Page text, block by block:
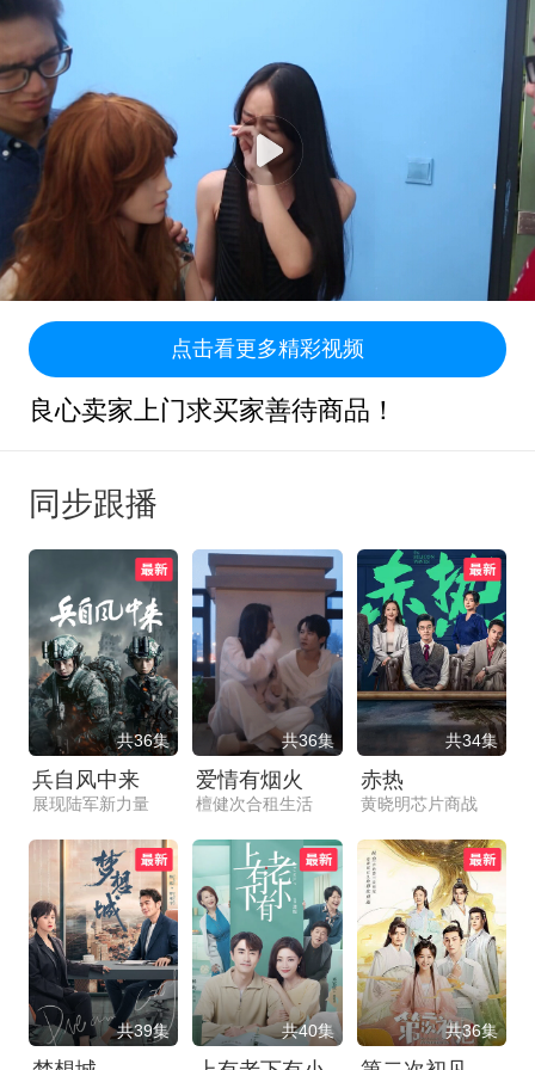
点击看更多精彩视频
良心卖家上门求买家善待商品！
同步跟播
共36集
兵自风中来
展现陆军新力量
共36集
爱情有烟火
檀健次合租生活
共34集
赤热
黄晓明芯片商战
共39集 共40集 共36集